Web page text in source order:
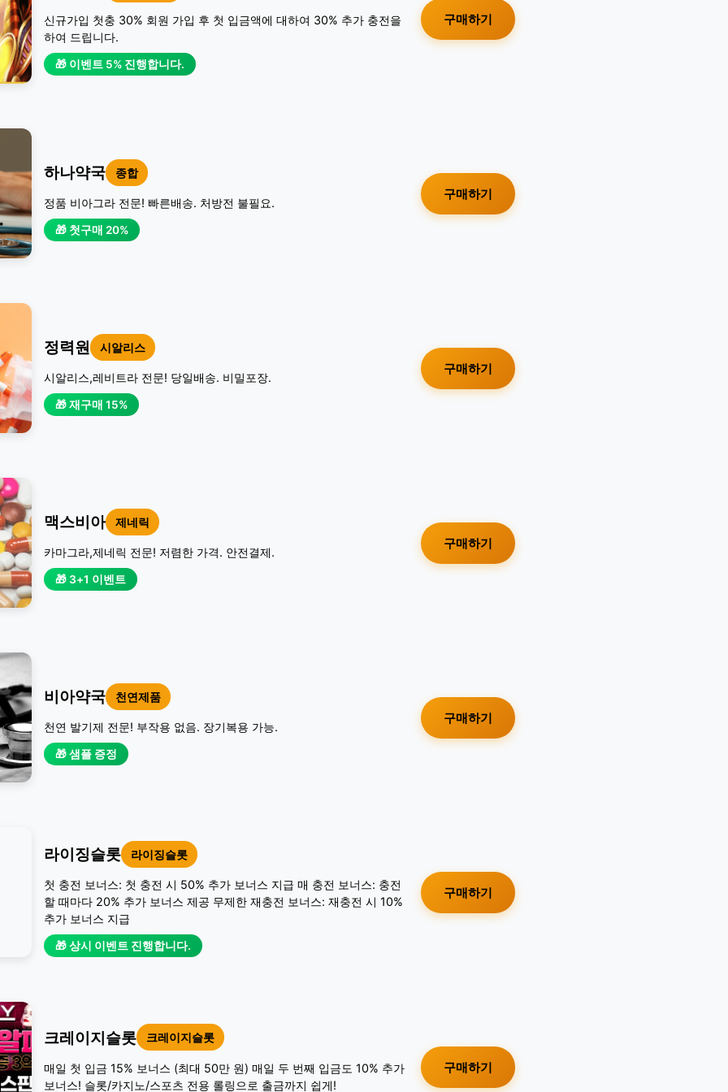
신규가입 첫충 30% 회원 가입 후 첫 입금액에 대하여 30% 추가 충전을
하여 드립니다.
🎁 이벤트 5% 진행합니다.
구매하기
하나약국 종합
정품 비아그라 전문! 빠른배송. 처방전 불필요.
🎁 첫구매 20%
구매하기
정력원 시알리스
시알리스,레비트라 전문! 당일배송. 비밀포장.
🎁 재구매 15%
구매하기
맥스비아 제네릭
카마그라,제네릭 전문! 저렴한 가격. 안전결제.
🎁 3+1 이벤트
구매하기
비아약국 천연제품
천연 발기제 전문! 부작용 없음. 장기복용 가능.
🎁 샘플 증정
구매하기
라이징슬롯 라이징슬롯
첫 충전 보너스: 첫 충전 시 50% 추가 보너스 지급 매 충전 보너스: 충전
할 때마다 20% 추가 보너스 제공 무제한 재충전 보너스: 재충전 시 10%
추가 보너스 지급
🎁 상시 이벤트 진행합니다.
구매하기
크레이지슬롯 크레이지슬롯
매일 첫 입금 15% 보너스 (최대 50만 원) 매일 두 번째 입금도 10% 추가
보너스! 슬롯/카지노/스포츠 전용 롤링으로 출금까지 쉽게!
구매하기